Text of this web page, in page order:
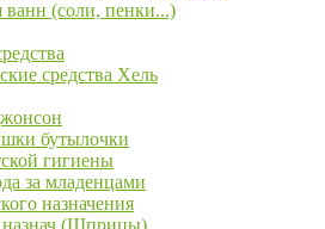
ванн (соли, пенки...)
средства Хель
бутылочки
гигиены
за младенцами
назначения